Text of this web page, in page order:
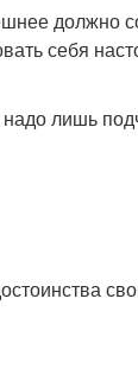
должно
себя
лишь